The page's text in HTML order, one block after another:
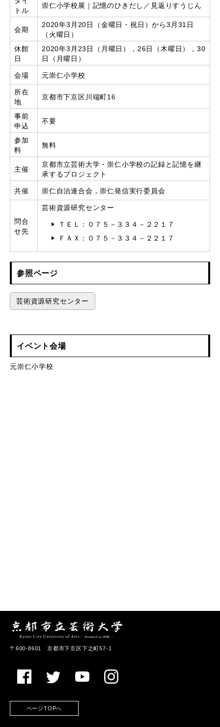
トル
崇仁小学校展｜記憶のひきだし／見返りすうじん
会期
2020年3月20日（金曜日・祝日）から3月31日
（火曜日）
休館
日
2020年3月23日（月曜日），26日（木曜日），30
日（月曜日）
会場 元崇仁小学校
所在
地
京都市下京区川端町16
事前
申込
不要
参加
料
無料
主催
京都市立芸術大学・崇仁小学校の記録と記憶を継
承するプロジェクト
共催 崇仁自治連合会，崇仁発信実行委員会
問合
せ先
芸術資源研究センター
ＴＥＬ：０７５－３３４－２２１７
ＦＡＸ：０７５－３３４－２２１７
参照ページ
芸術資源研究センター
イベント会場
元崇仁小学校
〒600-8601 京都市下京区下之町57-1
ページTOPへ